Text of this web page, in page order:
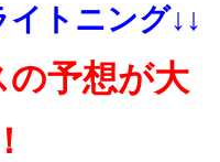
イトニング↓↓
予想が大